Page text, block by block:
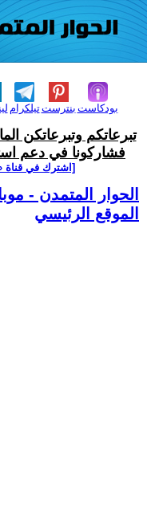
تيلكرامبنترست بودكاست
تبرعاتكم وتبرعاتكن
فشاركونا في دعم
[اشترك في قناة
الحوار المتمدن -
الموقع الرئيسي